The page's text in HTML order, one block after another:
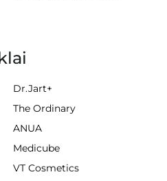
Dr.Jart+
The Ordinary
ANUA
Medicube
VT Cosmetics